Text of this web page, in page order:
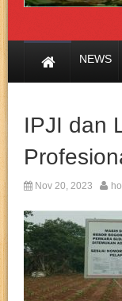
NEWS
IPJI dan
Nov 20, 2023